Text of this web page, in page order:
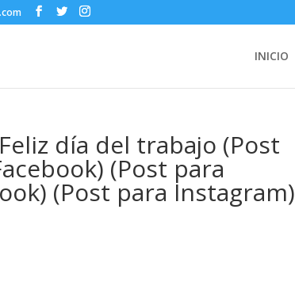
INICIO
día del trabajo (Post
(Post para
(Post para Instagram)